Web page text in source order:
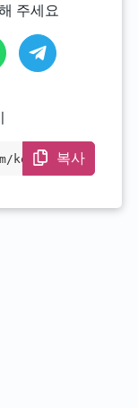
주세요
ko/cpu/in
복사